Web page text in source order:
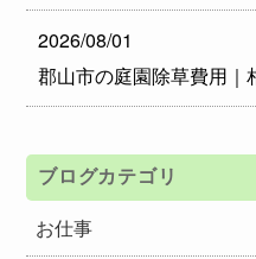
2026/08/01
郡山市の庭園除草費用｜
ブログカテゴリ
お仕事